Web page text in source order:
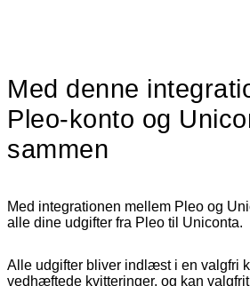
Med denne
Pleo-konto og
sammen
Med integrationen mellem Pleo og
alle dine udgifter fra Pleo til Uniconta.
Alle udgifter bliver indlæst i en valgfri
vedhæftede kvitteringer, og kan